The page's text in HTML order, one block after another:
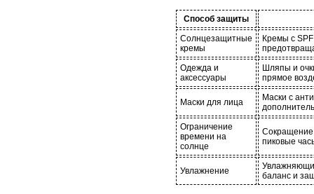
Способ защиты
Солнцезащитные
кремы
Кремы с
Одежда и
аксессуары
Шляпы и
прямое
Маски для лица
Маски с
Ограничение
времени на
солнце
Сокращение
пиковые
Увлажнение
баланс и